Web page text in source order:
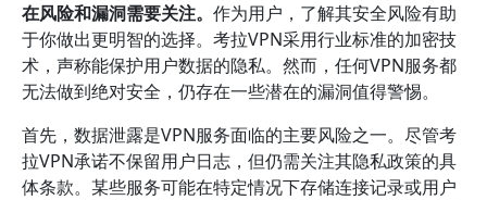
在风险和漏洞需要关注。 作为用户，了解其安全风险有助
于你做出更明智的选择。考拉VPN采用行业标准的加密技
术，声称能保护用户数据的隐私。然而，任何VPN服务都
无法做到绝对安全，仍存在一些潜在的漏洞值得警惕。
首先，数据泄露是VPN服务面临的主要风险之一。尽管考
拉VPN承诺不保留用户日志，但仍需关注其隐私政策的具
体条款。某些服务可能在特定情况下存储连接记录或用户